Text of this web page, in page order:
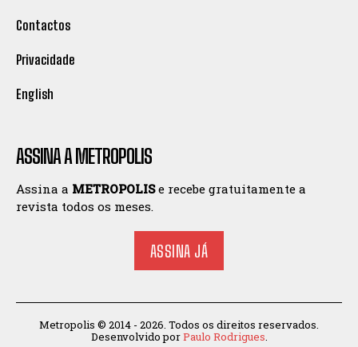
Contactos
Privacidade
English
ASSINA A METROPOLIS
Assina a METROPOLISe recebe gratuitamente a
revista todos os meses.
ASSINA JÁ
Metropolis © 2014 - 2026. Todos os direitos reservados.
Desenvolvido porPaulo Rodrigues.